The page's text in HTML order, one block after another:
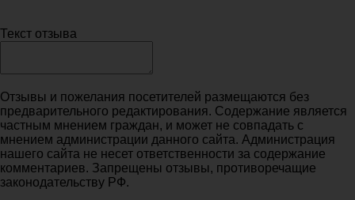
Текст отзыва
Отзывы и пожелания посетителей размещаются без
предварительного редактирования. Содержание является
частным мнением граждан, и может не совпадать с
мнением администрации данного сайта. Администрация
нашего сайта не несет ответственности за содержание
комментариев. Запрещены отзывы, противоречащие
законодательству РФ.